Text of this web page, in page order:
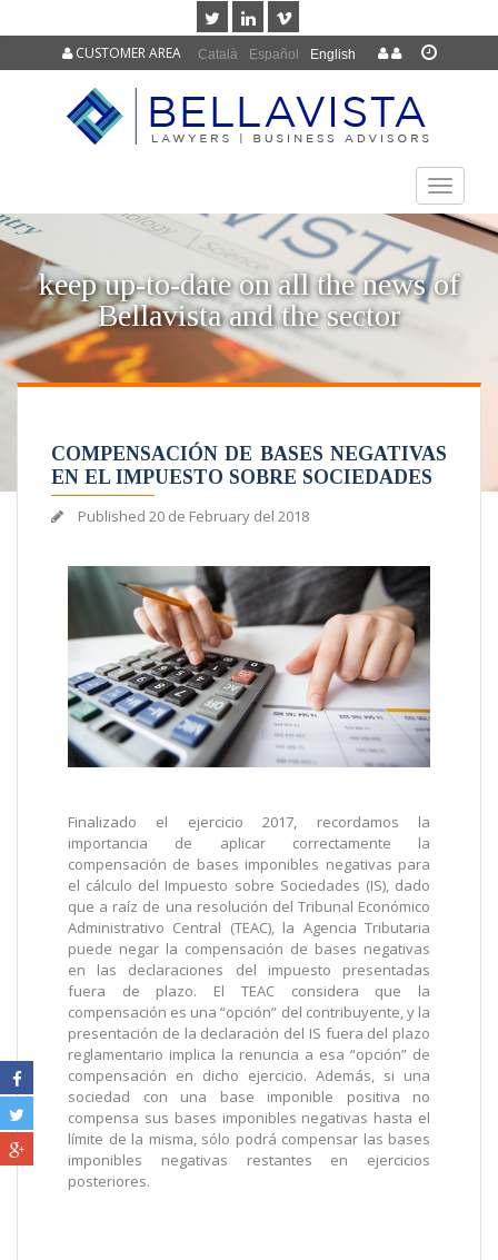
Català Español English
CUSTOMER AREA
TOGGLE
keep up-to-date on all the news of
Bellavista and the sector
COMPENSACIÓN DE BASES NEGATIVAS
EN EL IMPUESTO SOBRE SOCIEDADES
Published 20 de February del 2018
Finalizado el ejercicio 2017, recordamos la
importancia de aplicar correctamente la
compensación de bases imponibles negativas para
el cálculo del Impuesto sobre Sociedades (IS), dado
que a raíz de una resolución del Tribunal Económico
Administrativo Central (TEAC), la Agencia Tributaria
puede negar la compensación de bases negativas
en las declaraciones del impuesto presentadas
fuera de plazo. El TEAC considera que la
compensación es una “opción” del contribuyente, y la
presentación de la declaración del IS fuera del plazo
reglamentario implica la renuncia a esa “opción” de
compensación en dicho ejercicio. Además, si una
sociedad con una base imponible positiva no
compensa sus bases imponibles negativas hasta el
límite de la misma, sólo podrá compensar las bases
imponibles negativas restantes en ejercicios
posteriores.